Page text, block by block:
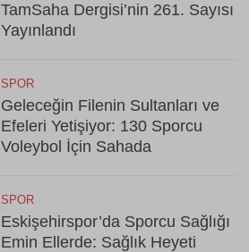
TamSaha Dergisi’nin 261. Sayısı
Yayınlandı
SPOR
Geleceğin Filenin Sultanları ve
Efeleri Yetişiyor: 130 Sporcu
Voleybol İçin Sahada
SPOR
Eskişehirspor’da Sporcu Sağlığı
Emin Ellerde: Sağlık Heyeti